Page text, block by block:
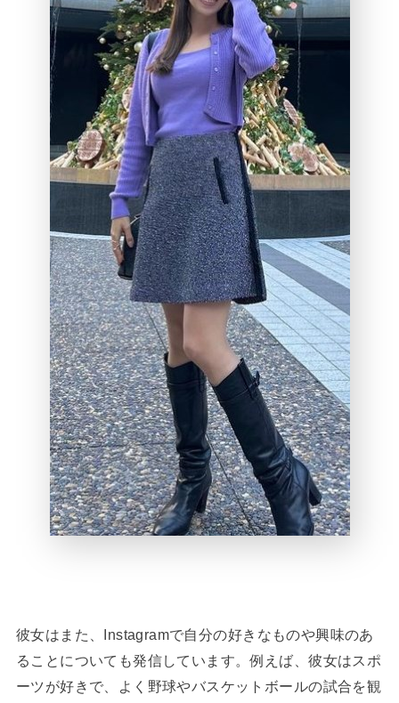
彼女はまた、Instagramで自分の好きなものや興味のあ
ることについても発信しています。例えば、彼女はスポ
ーツが好きで、よく野球やバスケットボールの試合を観